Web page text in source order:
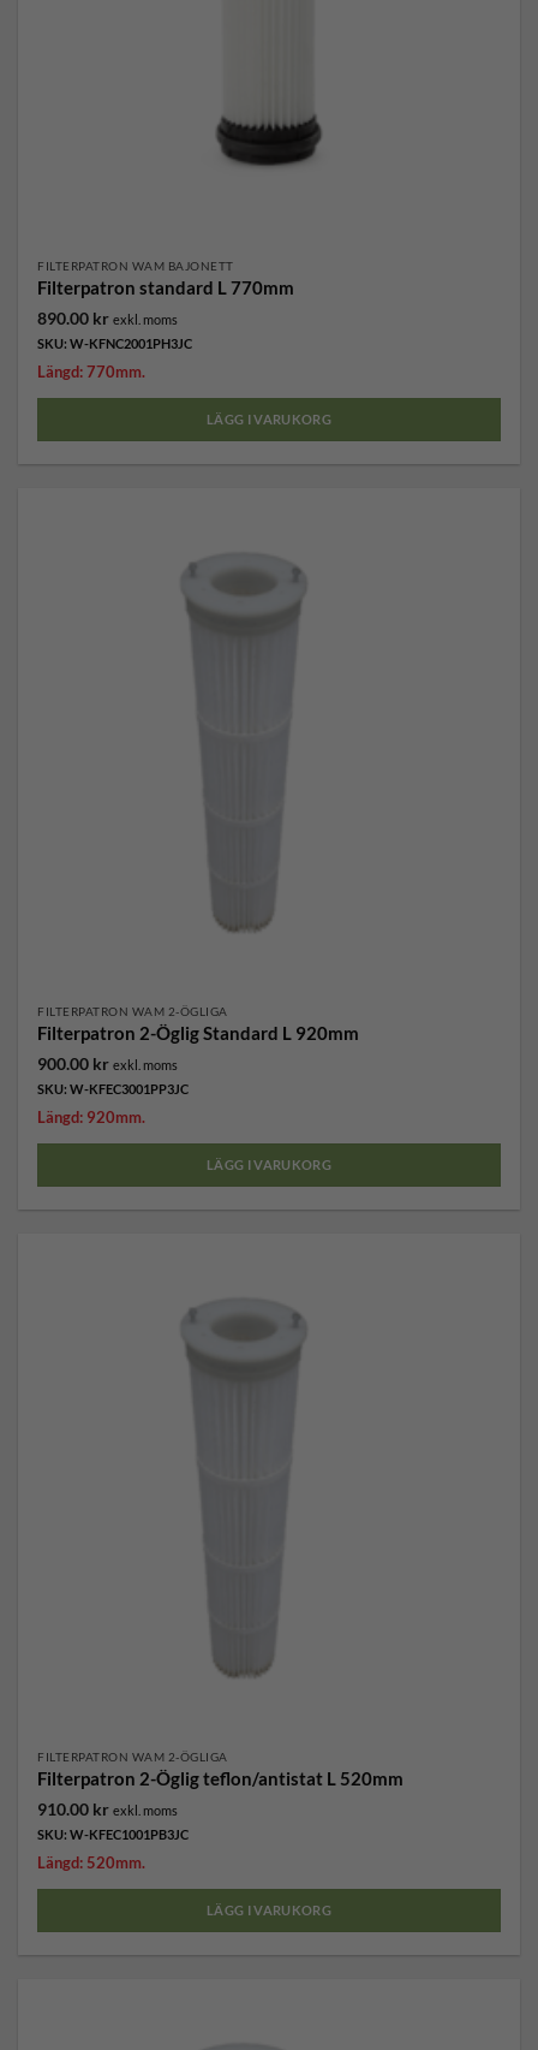
FILTERPATRON WAM BAJONETT
Filterpatron standard L 770mm
890.00 kr exkl. moms
SKU: W-KFNC2001PH3JC
Längd: 770mm.
LÄGG I VARUKORG
FILTERPATRON WAM 2-ÖGLIGA
Filterpatron 2-Öglig Standard L 920mm
900.00 kr exkl. moms
SKU: W-KFEC3001PP3JC
Längd: 920mm.
LÄGG I VARUKORG
FILTERPATRON WAM 2-ÖGLIGA
Filterpatron 2-Öglig teflon/antistat L 520mm
910.00 kr exkl. moms
SKU: W-KFEC1001PB3JC
Längd: 520mm.
LÄGG I VARUKORG